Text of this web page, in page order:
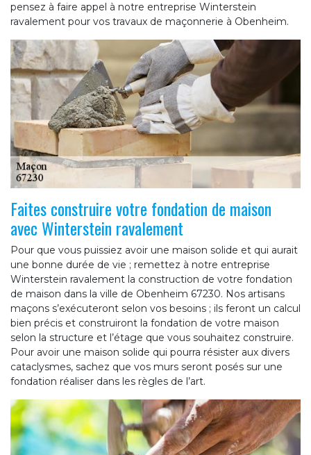
pensez à faire appel à notre entreprise Winterstein
ravalement pour vos travaux de maçonnerie à Obenheim.
Faites construire votre fondation de maison
avec Winterstein ravalement
Pour que vous puissiez avoir une maison solide et qui aurait
une bonne durée de vie ; remettez à notre entreprise
Winterstein ravalement la construction de votre fondation
de maison dans la ville de Obenheim 67230. Nos artisans
maçons s’exécuteront selon vos besoins ; ils feront un calcul
bien précis et construiront la fondation de votre maison
selon la structure et l’étage que vous souhaitez construire.
Pour avoir une maison solide qui pourra résister aux divers
cataclysmes, sachez que vos murs seront posés sur une
fondation réaliser dans les règles de l’art.